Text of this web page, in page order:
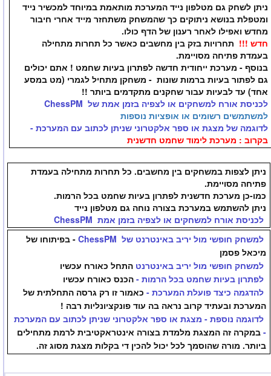
ניתן לשחק גם מטלפון נייד המערכת מותאמת במיוחד למכשיר נייד
ומטפלת בנושא ניתוקים כך שהמשחק משתחזר מייד אחרי חיבור
מחדש ואפילו לאחר רענון של הדף כולו.
חדש !!! תחרויות בזק בין מחשבים כאשר כל תחרות מתחילה
בעמדת פתיחה מסויימת.
בנוסף - מערכת ייחודית חדשה לפתרון בעיות שחמט ! אתם יכולים
גם לפתור בעיות ברמות שונות - משחקן מתחיל לגמרי (מט במסע
אחד) עד לבעיות עבור שחקנים מתקדמים ביותר !!
לכניסת אורח למשחקים או לצפיה בזמן אמת של ChessPM
למשתמשים רשומים או אופציות נוספות
לדוגמה של מצגת או ספר אלקטרוני שניתן לכתוב עם המערכת -
בקרוב : מערכת לימוד שחמט חדשנית
ניתן לצפות במשחקים בין מחשבים. כל תחרות מתחילה בעמדת
פתיחה מסויימת.
כמו-כן מערכת חדשנית לפתרון בעיות שחמט בכל הרמות.
ניתן להשתמש במערכת בצורה נוחה גם מטלפון נייד
לכניסת אורח למשחקים או לצפיה בזמן אמת ChessPM
למשחק חופשי מול יריב באינטרנט של ChessPM
- בפיתוחו של
מיכאל פסמן
למשחק חופשי מול יריב באינטרנט התחל כאורח עכשיו
לפתרון בעיות שחמט בכל הרמות - הכנס כאורח עכשיו
להדגמה כיצד פועלת המערכת - כאמור זו רק גרסה התחלתית של
המערכת ובעתיד קרוב נראה בה עוד פונקציונליות רבה !
לדוגמה נוספת - מצגת או ספר אלקטרוני שניתן לכתוב עם המערכת
- במקרה זה המצגת מלמדת בצורה אינטראקטיבית לרמת מתחילים
ביותר. מורה שהוסמך לכל יכול להכין די בקלות מצגת מסוג זה.